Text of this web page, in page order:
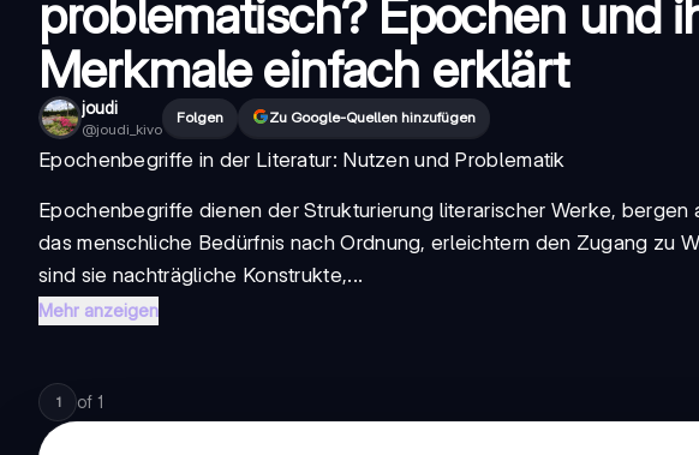
problematisch? Epochen und
Merkmale einfach erklärt
joudi
@joudi_kivo
Folgen Zu Google-Quellen hinzufügen
Epochenbegriffe in der Literatur: Nutzen und Problematik
Epochenbegriffe dienen der Strukturierung literarischer Werke,
das menschliche Bedürfnis nach Ordnung, erleichtern den Zugang zu
sind sie nachträgliche Konstrukte,...
Mehr anzeigen
1 of 1